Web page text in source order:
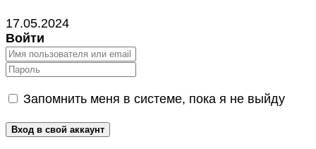
17.05.2024
Войти
Запомнить меня в системе, пока я не выйду